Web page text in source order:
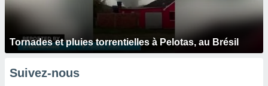
Tornades et pluies torrentielles à Pelotas, au Brésil
Suivez-nous